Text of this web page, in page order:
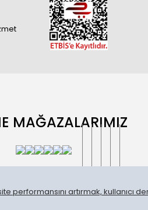
artırmak, kullanıcı
MAĞAZALARIMIZ